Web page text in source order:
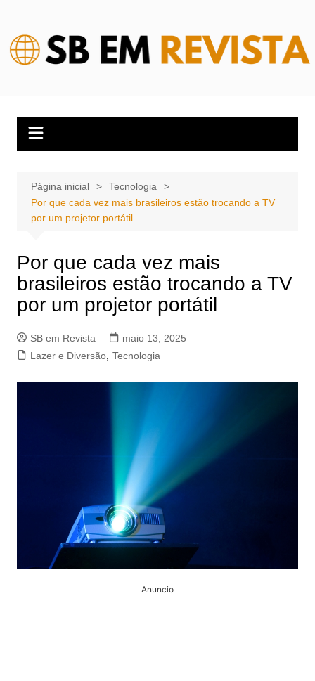
conteúdo
Página inicial
Tecnologia
Por que cada vez mais brasileiros estão trocando a TV
por um projetor portátil
Por que cada vez mais
brasileiros estão trocando a TV
por um projetor portátil
SB em Revista
maio 13, 2025
Lazer e Diversão, Tecnologia
Anuncio